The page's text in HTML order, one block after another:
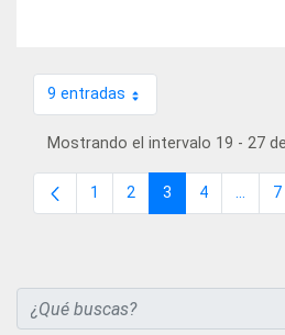
9 entradasPor página
Mostrando el intervalo 19 - 27
Página
1 Página
2 Página
3 Página
4 ... 7